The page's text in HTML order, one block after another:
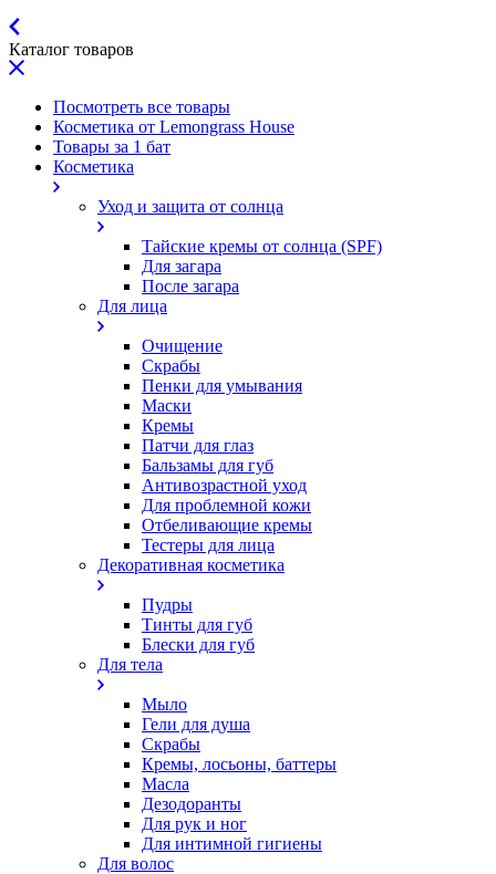
Каталог товаров
Посмотреть все товары
Косметика от Lemongrass House
Товары за 1 бат
Косметика
Уход и защита от солнца
Тайские кремы от солнца (SPF)
Для загара
После загара
Для лица
Очищение
Скрабы
Пенки для умывания
Маски
Кремы
Патчи для глаз
Бальзамы для губ
Антивозрастной уход
Для проблемной кожи
Oтбеливающие кремы
Тестеры для лица
Декоративная косметика
Пудры
Тинты для губ
Блески для губ
Для тела
Мыло
Гели для душа
Скрабы
Кремы, лосьоны, баттеры
Масла
Дезодоранты
Для рук и ног
Для интимной гигиены
Для волос